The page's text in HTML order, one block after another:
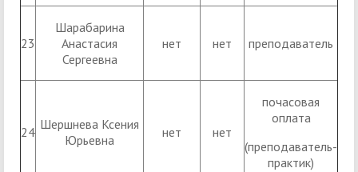
23
Шарабарина
Анастасия
Сергеевна
нет нет преподаватель
24 Шершнева Ксения
Юрьевна
нет нет
почасовая
оплата
(преподаватель-
практик)